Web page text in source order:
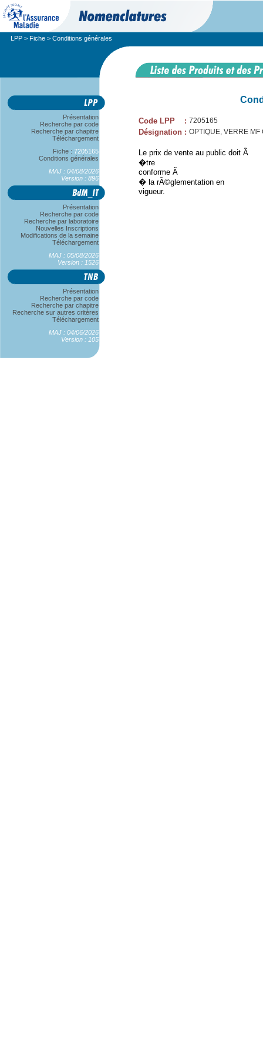
LPP > Fiche > Conditions générales
Présentation
Recherche par code
Recherche par chapitre
Téléchargement
Fiche : 7205165
Conditions générales
MAJ : 04/08/2026
Version : 896
Présentation
Recherche par code
Recherche par laboratoire
Nouvelles Inscriptions
Modifications de la semaine
Téléchargement
MAJ : 05/08/2026
Version : 1526
Présentation
Recherche par code
Recherche par chapitre
Recherche sur autres critères
Téléchargement
MAJ : 04/06/2026
Version : 105
Code LPP : 7205165
Désignation : OPTIQUE, VERRE MF
Le prix de vente au public doit Ã
�tre
conforme Ã
� la rÃ©glementation en
vigueur.